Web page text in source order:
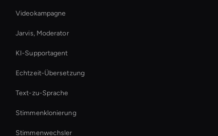
Videokampagne
Jarvis, Moderator
KI-Supportagent
Echtzeit-Übersetzung
Text-zu-Sprache
Stimmenklonierung
Stimmenwechsler